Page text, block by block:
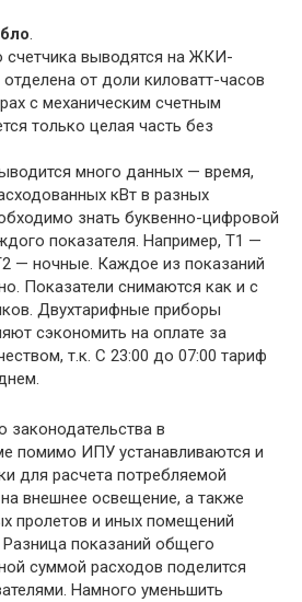
.
счетчика выводятся на ЖКИ-
от доли киловатт-часов
с механическим счетным
только целая часть без
много данных — время,
кВт в разных
знать буквенно-цифровой
показателя. Например, Т1 —
— ночные. Каждое из показаний
Показатели снимаются как и с
Двухтарифные приборы
сэкономить на оплате за
т.к. С 23:00 до 07:00 тариф
законодательства в
помимо ИПУ устанавливаются и
для расчета потребляемой
внешнее освещение, а также
пролетов и иных помещений
показаний общего
суммой расходов поделится
Намного уменьшить